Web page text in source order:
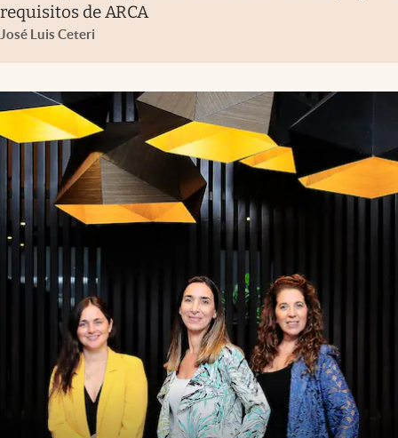
requisitos de ARCA
José Luis Ceteri